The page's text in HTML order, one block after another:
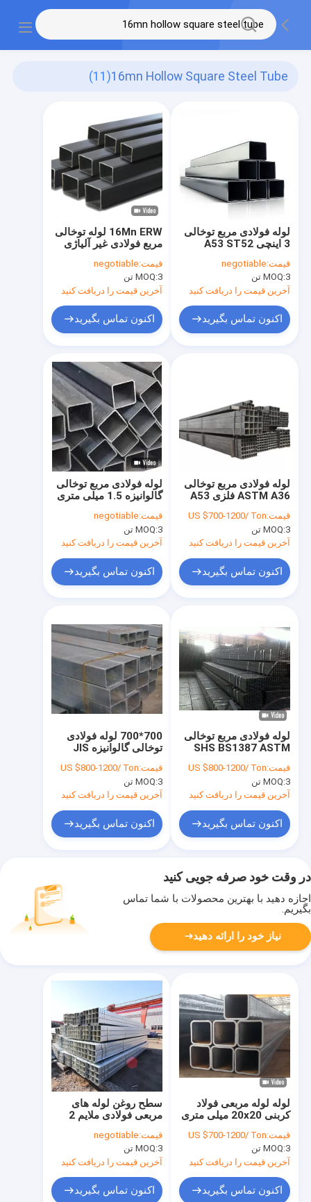
16mn Hollow Square Steel Tube
(11)
16Mn ERW لوله توخالی
مربع فولادی غیر آلیاژی
قیمت:negotiable
MOQ:3 تن
آخرین قیمت را دریافت کنید
اکنون تماس بگیرید
لوله فولادی مربع توخالی
3 اینچی A53 ST52
قیمت:negotiable
MOQ:3 تن
آخرین قیمت را دریافت کنید
اکنون تماس بگیرید
لوله فولادی مربع توخالی
گالوانیزه 1.5 میلی متری
1387
قیمت:negotiable
MOQ:3 تن
آخرین قیمت را دریافت کنید
اکنون تماس بگیرید
لوله فولادی مربع توخالی
ASTM A36 فلزی A53
کربنی
قیمت:US $700-1200/ Ton
MOQ:3 تن
آخرین قیمت را دریافت کنید
اکنون تماس بگیرید
700*700 لوله فولادی
توخالی گالوانیزه JIS
قیمت:US $800-1200/ Ton
MOQ:3 تن
آخرین قیمت را دریافت کنید
اکنون تماس بگیرید
لوله فولادی مربع توخالی
SHS BS1387 ASTM
گالوانیزه 40x40
قیمت:US $800-1200/ Ton
MOQ:3 تن
آخرین قیمت را دریافت کنید
اکنون تماس بگیرید
در وقت خود صرفه جویی کنید
اجازه دهید با بهترین محصولات با شما تماس
بگیریم.
نیاز خود را ارائه دهید
سطح روغن لوله های
مربعی فولادی ملایم 2
A53B
قیمت:negotiable
MOQ:3 تن
آخرین قیمت را دریافت کنید
اکنون تماس بگیرید
لوله لوله مربعی فولاد
کربنی 20x20 میلی متری
گالوانیزه
قیمت:US $700-1200/ Ton
MOQ:3 تن
آخرین قیمت را دریافت کنید
اکنون تماس بگیرید